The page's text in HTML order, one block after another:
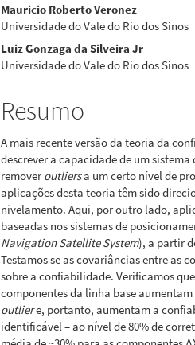
Mauricio Roberto Veronez
Universidade do Vale do Rio dos Sinos
Luiz Gonzaga da Silveira Jr
Universidade do Vale do Rio dos Sinos
Resumo
A mais recente versão da teoria da
descrever a capacidade de um
removeroutliersa um certo nível de
aplicações desta teoria têm sido
nivelamento. Aqui, por outro lado,
baseadas nos sistemas de
Navigation Satellite System), a partir
Testamos se as covariâncias entre as
sobre a confiabilidade. Verificamos
componentes da linha base
outliere, portanto, aumentam a
identificável – ao nível de 80% de